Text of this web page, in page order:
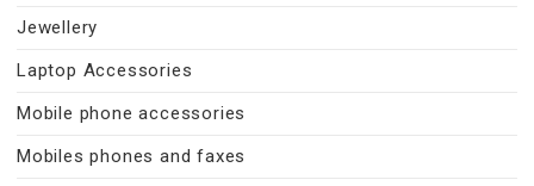
Jewellery
Laptop Accessories
Mobile phone accessories
Mobiles phones and faxes